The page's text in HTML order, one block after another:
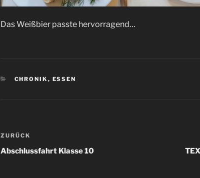
Das Weißbier passte hervorragend…
KATEGORIEN
CHRONIK , ESSEN
Beitrags-
Navigation
Vorheriger
Beitrag
ZURÜCK
Abschlussfahrt Klasse 10